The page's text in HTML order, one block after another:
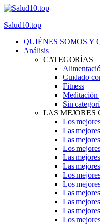
Salud10.top
QUIÉNES SOMOS Y
Análisis
CATEGORÍAS
Cuidado
Fitness
Meditación
Sin
LAS MEJORES
Los
Las
Las
Los
Las
Las
Los
Los
Las
Las
Las
Los